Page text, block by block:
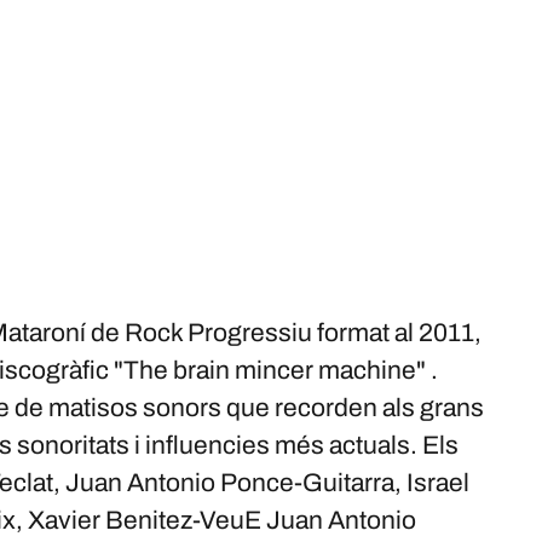
de Rock Progressiu format al 2011,
"The brain mincer machine" .
de matisos sonors que recorden als grans
sonoritats i influencies més actuals. Els
Juan Antonio Ponce-Guitarra, Israel
Xavier Benitez-VeuE Juan Antonio